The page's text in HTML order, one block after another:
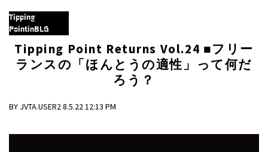
Tipping
PointinBLG
Tipping Point Returns Vol.24 ■フリー
ランスの「ほんとうの適性」って何だ
ろう？
BY JVTA.USER2 8.5.22 12:13 PM